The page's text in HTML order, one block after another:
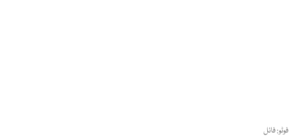
فوٹو: فائل